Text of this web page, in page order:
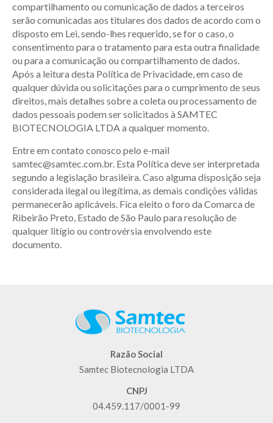
compartilhamento ou comunicação de dados a terceiros
serão comunicadas aos titulares dos dados de acordo com o
disposto em Lei, sendo-lhes requerido, se for o caso, o
consentimento para o tratamento para esta outra finalidade
ou para a comunicação ou compartilhamento de dados.
Após a leitura desta Política de Privacidade, em caso de
qualquer dúvida ou solicitações para o cumprimento de seus
direitos, mais detalhes sobre a coleta ou processamento de
dados pessoais podem ser solicitados à SAMTEC
BIOTECNOLOGIA LTDA a qualquer momento.
Entre em contato conosco pelo e-mail
samtec@samtec.com.br. Esta Política deve ser interpretada
segundo a legislação brasileira. Caso alguma disposição seja
considerada ilegal ou ilegítima, as demais condições válidas
permanecerão aplicáveis. Fica eleito o foro da Comarca de
Ribeirão Preto, Estado de São Paulo para resolução de
qualquer litígio ou controvérsia envolvendo este
documento.
Razão Social
Samtec Biotecnologia LTDA
CNPJ
04.459.117/0001-99